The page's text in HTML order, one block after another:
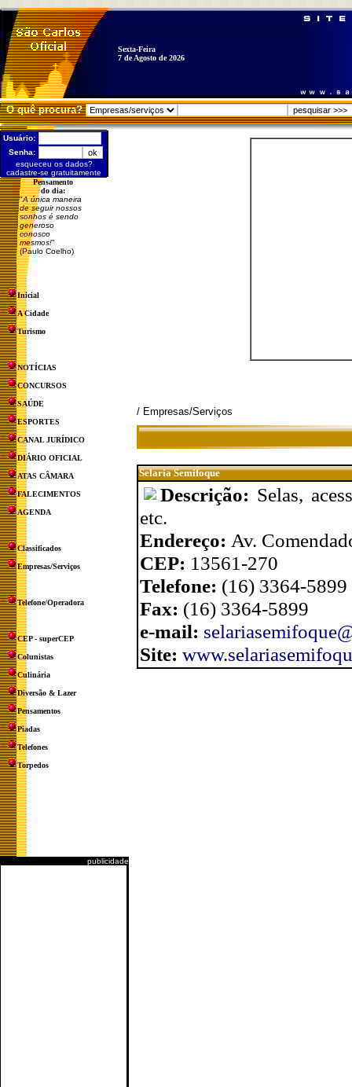
Sexta-Feira
7 de Agosto de 2026
O quê procura?
Usuário:
Senha:
esqueceu os dados?
cadastre-se gratuitamente
Pensamento
do dia:
"A única maneira
de seguir nossos
sonhos é sendo
generoso
conosco
mesmos!"
(Paulo Coelho)
Inicial
A Cidade
Turismo
NOTÍCIAS
CONCURSOS
SAÚDE
ESPORTES
CANAL JURÍDICO
DIÁRIO OFICIAL
ATAS CÂMARA
FALECIMENTOS
AGENDA
Classificados
Empresas/Serviços
Telefone/Operadora
CEP - superCEP
Colunistas
Culinária
Diversão & Lazer
Pensamentos
Piadas
Telefones
Torpedos
publicidade
/ Empresas/Serviços
Selaria Semifoque
Descrição: Selas,
etc.
Endereço: Av.
CEP: 13561-270
Telefone: (16) 3364-
Fax: (16) 3364-5899
e-mail:
Site: